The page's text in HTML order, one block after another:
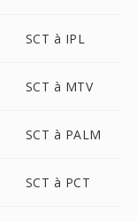
SCT à IPL
SCT à MTV
SCT à PALM
SCT à PCT